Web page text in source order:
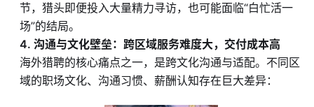
节，猎头即便投入大量精力寻访，也可能面临“白忙活一
场”的结局。
4. 沟通与文化壁垒：跨区域服务难度大，交付成本高
海外猎聘的核心痛点之一，是跨文化沟通与适配。不同区
域的职场文化、沟通习惯、薪酬认知存在巨大差异：